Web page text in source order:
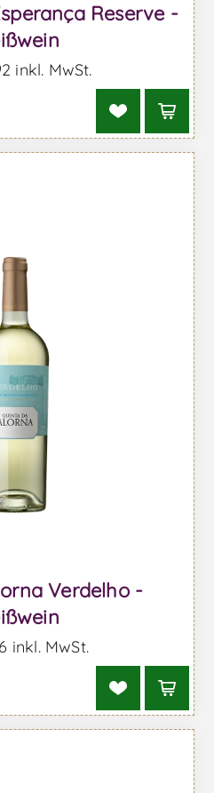
Reserve -
inkl. MwSt.
Verdelho -
inkl. MwSt.